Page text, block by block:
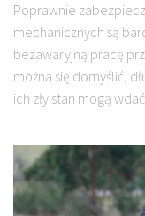
Poprawnie
mechanicznych są
bezawaryjną pracę
można się domyślić,
ich zły stan mogą